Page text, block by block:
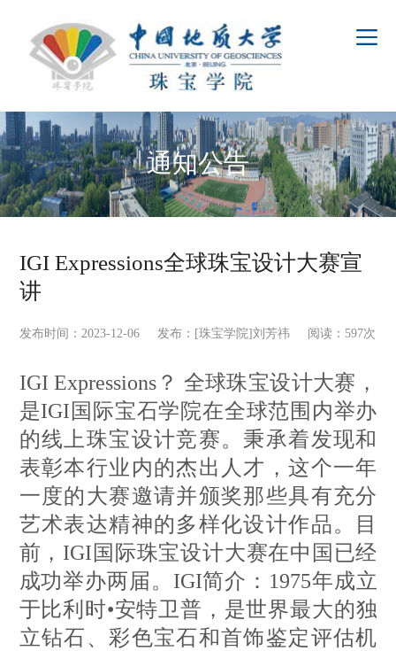
通知公告
IGI Expressions全球珠宝设计大赛宣
讲
发布时间：2023-12-06 发布：[珠宝学院]刘芳祎 阅读： 597次
IGI Expressions？ 全球珠宝设计大赛，
是IGI国际宝石学院在全球范围内举办
的线上珠宝设计竞赛。秉承着发现和
表彰本行业内的杰出人才，这个一年
一度的大赛邀请并颁奖那些具有充分
艺术表达精神的多样化设计作品。目
前，IGI国际珠宝设计大赛在中国已经
成功举办两届。IGI简介：1975年成立
于比利时•安特卫普，是世界最大的独
立钻石、彩色宝石和首饰鉴定评估机